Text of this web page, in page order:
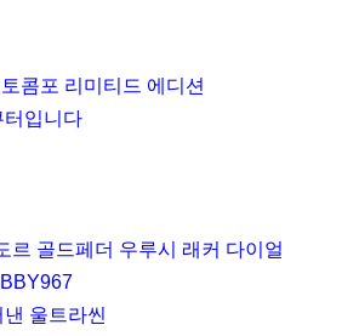
콤포 리미티드 에디션
터입니다
르 골드페더 우루시 래커 다이얼
울트라씬